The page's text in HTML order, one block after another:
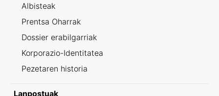
Albisteak
Prentsa Oharrak
Dossier erabilgarriak
Korporazio-Identitatea
Pezetaren historia
Lanpostuak